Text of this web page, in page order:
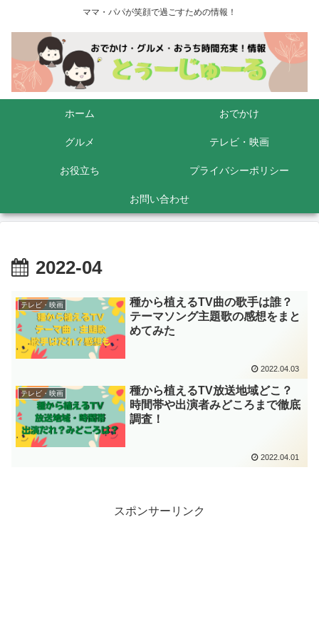
ママ・パパが笑顔で過ごすための情報！
ホーム おでかけ
グルメ テレビ・映画
お役立ち プライバシーポリシー
お問い合わせ
2022-04
テレビ・映画
種から植えるTV曲の歌手は誰？
テーマソング主題歌の感想をまと
めてみた
2022.04.03
テレビ・映画
種から植えるTV放送地域どこ？
時間帯や出演者みどころまで徹底
調査！
2022.04.01
スポンサーリンク